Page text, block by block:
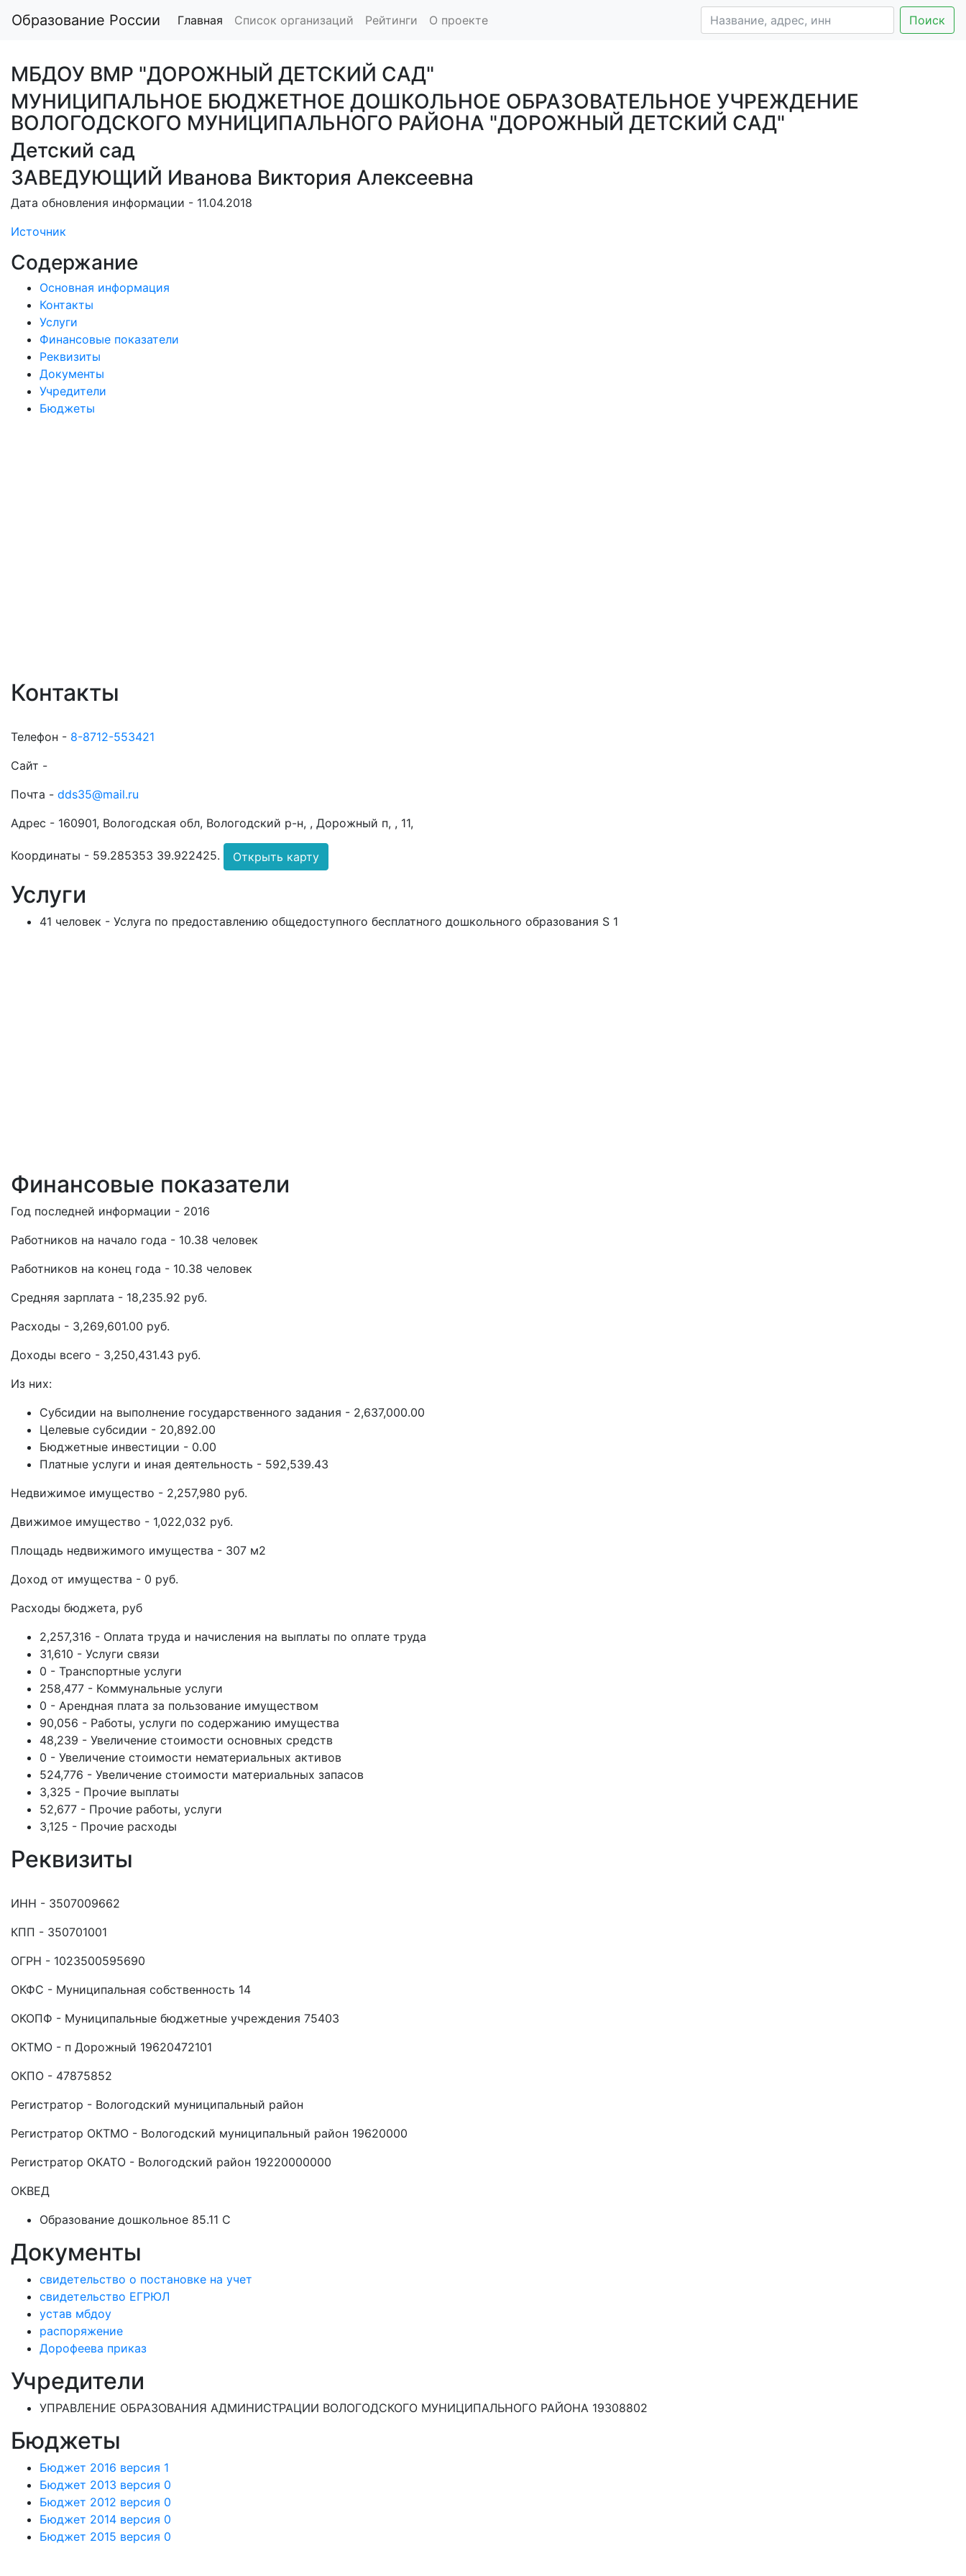
Образование России Главная Список организаций Рейтинги О проекте Поиск
МБДОУ ВМР "ДОРОЖНЫЙ ДЕТСКИЙ САД"
МУНИЦИПАЛЬНОЕ БЮДЖЕТНОЕ ДОШКОЛЬНОЕ ОБРАЗОВАТЕЛЬНОЕ УЧРЕЖДЕНИЕ
ВОЛОГОДСКОГО МУНИЦИПАЛЬНОГО РАЙОНА "ДОРОЖНЫЙ ДЕТСКИЙ САД"
Детский сад
ЗАВЕДУЮЩИЙ Иванова Виктория Алексеевна
Дата обновления информации - 11.04.2018
Источник
Содержание
Основная информация
Контакты
Услуги
Финансовые показатели
Реквизиты
Документы
Учредители
Бюджеты
Контакты
Телефон - 8-8712-553421
Сайт -
Почта - dds35@mail.ru
Адрес - 160901, Вологодская обл, Вологодский р-н, , Дорожный п, , 11,
Координаты - 59.285353 39.922425. Открыть карту
Услуги
41 человек - Услуга по предоставлению общедоступного бесплатного дошкольного образования S 1
Финансовые показатели
Год последней информации - 2016
Работников на начало года - 10.38 человек
Работников на конец года - 10.38 человек
Средняя зарплата - 18,235.92 руб.
Расходы - 3,269,601.00 руб.
Доходы всего - 3,250,431.43 руб.
Из них:
Субсидии на выполнение государственного задания - 2,637,000.00
Целевые субсидии - 20,892.00
Бюджетные инвестиции - 0.00
Платные услуги и иная деятельность - 592,539.43
Недвижимое имущество - 2,257,980 руб.
Движимое имущество - 1,022,032 руб.
Площадь недвижимого имущества - 307 м2
Доход от имущества - 0 руб.
Расходы бюджета, руб
2,257,316 - Оплата труда и начисления на выплаты по оплате труда
31,610 - Услуги связи
0 - Транспортные услуги
258,477 - Коммунальные услуги
0 - Арендная плата за пользование имуществом
90,056 - Работы, услуги по содержанию имущества
48,239 - Увеличение стоимости основных средств
0 - Увеличение стоимости нематериальных активов
524,776 - Увеличение стоимости материальных запасов
3,325 - Прочие выплаты
52,677 - Прочие работы, услуги
3,125 - Прочие расходы
Реквизиты
ИНН - 3507009662
КПП - 350701001
ОГРН - 1023500595690
ОКФС - Муниципальная собственность 14
ОКОПФ - Муниципальные бюджетные учреждения 75403
ОКТМО - п Дорожный 19620472101
ОКПО - 47875852
Регистратор - Вологодский муниципальный район
Регистратор ОКТМО - Вологодский муниципальный район 19620000
Регистратор ОКАТО - Вологодский район 19220000000
ОКВЕД
Образование дошкольное 85.11 C
Документы
свидетельство о постановке на учет
свидетельство ЕГРЮЛ
устав мбдоу
распоряжение
Дорофеева приказ
Учредители
УПРАВЛЕНИЕ ОБРАЗОВАНИЯ АДМИНИСТРАЦИИ ВОЛОГОДСКОГО МУНИЦИПАЛЬНОГО РАЙОНА 19308802
Бюджеты
Бюджет 2016 версия 1
Бюджет 2013 версия 0
Бюджет 2012 версия 0
Бюджет 2014 версия 0
Бюджет 2015 версия 0